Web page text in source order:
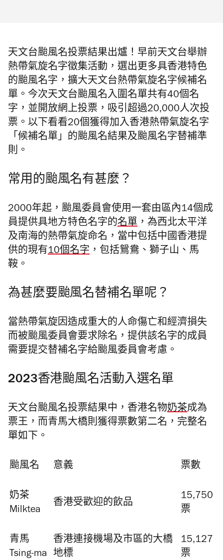
天文台颱風名投票結果出爐！早前天文台舉辦
熱帶氣旋名字徵集活動，選出更多具香港特色
的颱風名字，擴大天文台熱帶氣旋名字候補名
單。今次天文台颱風名入圍名單共有40個名
字，並開放網上投票，吸引超過20,000人次投
票。以下看看20個獲得加入香港熱帶氣旋名字
「候補名單」的颱風名結果及颱風名字替補準
則。
常用的颱風名有甚麼？
2000年起， 颱風委員會使用一套由區內14個成
員提供具地方特色名字的名單 ，為西北太平洋
及南海的熱帶氣旋命名，當中包括中國香港提
供的現有10個名字 ，包括鴛鴦、獅子山、馬
鞍。
為甚麼要颱風名替補名單呢？
當熱帶氣旋因造成重大的人命傷亡和經濟損失
而被颱風委員會要求除名，提供該名字的成員
需要提交替補名字給颱風委員會考慮。
2023香港颱風名活動入選名單
天文台颱風名投票結果中，香港名物奶茶成為
票王，而青馬大橋則獲得票數第二名，完整名
單如下。
颱風名 意義 票數
奶茶
Milktea
香港受歡迎的飲品
15,750
票
青馬
Tsing-ma
香港連接機場及市區的大橋
地標
15,127
票